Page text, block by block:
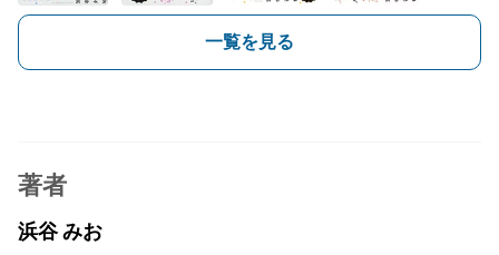
一覧を見る
著者
浜谷 みお